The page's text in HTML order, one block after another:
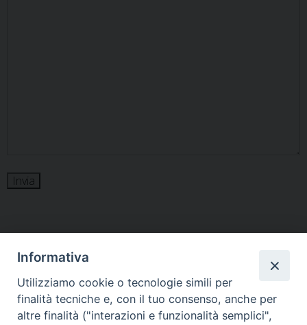
HOME VESCOVO ORARI MESSE
CURIA VESCOVILE
TUTELA MINORI
UFFICI PASTORALI PERSONE
VITA CONSACRATA
DOCUMENTI
CONTATTI
Informativa
Utilizziamo cookie o tecnologie simili per
finalità tecniche e, con il tuo consenso, anche per
altre finalità ("interazioni e funzionalità semplici",